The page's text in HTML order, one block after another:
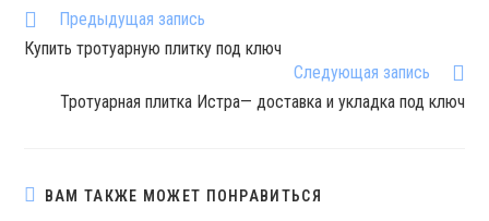
П
р
ж
Предыдущая запись
Купить тротуарную плитку под ключ
Следующая запись
Тротуарная плитка Истра— доставка и укладка под ключ
ВАМ ТАКЖЕ МОЖЕТ ПОНРАВИТЬСЯ